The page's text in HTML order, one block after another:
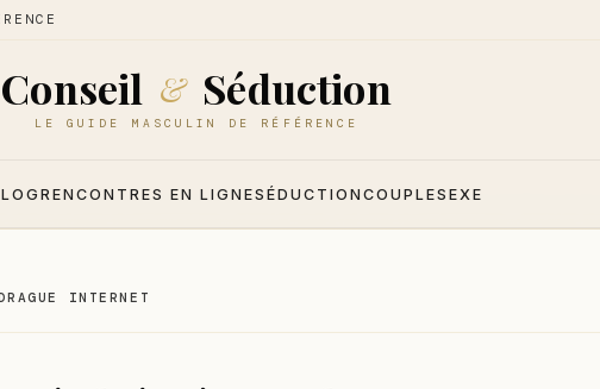
Conseil & Séduction
LE GUIDE MASCULIN DE RÉFÉRENCE
RENCONTRES EN LIGNESÉDUCTION COUPLESEXE
INTERNET